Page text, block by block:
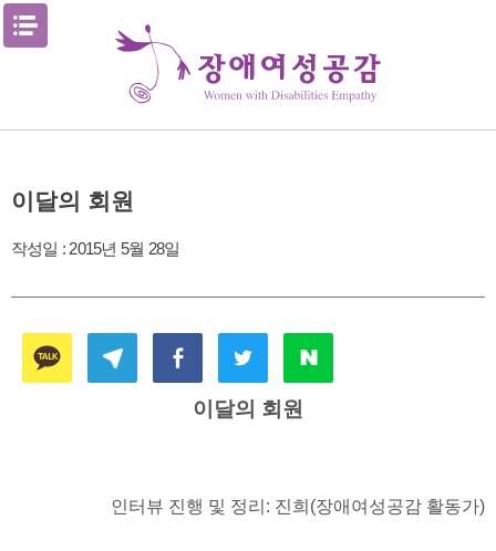
Skip
이달의 회원
작성일 : 2015년 5월 28일
이달의 회원
인터뷰 진행 및 정리: 진희(장애여성공감 활동가)